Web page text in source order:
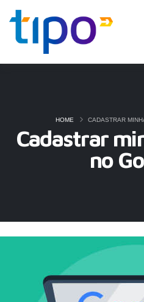
Cadastrar
no
HOME CADASTRAR